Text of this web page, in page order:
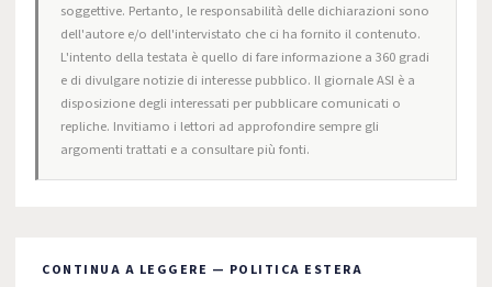
soggettive. Pertanto, le responsabilità delle dichiarazioni sono
dell'autore e/o dell'intervistato che ci ha fornito il contenuto.
L'intento della testata è quello di fare informazione a 360 gradi
e di divulgare notizie di interesse pubblico. Il giornale ASI è a
disposizione degli interessati per pubblicare comunicati o
repliche. Invitiamo i lettori ad approfondire sempre gli
argomenti trattati e a consultare più fonti.
CONTINUA A LEGGERE — POLITICA ESTERA